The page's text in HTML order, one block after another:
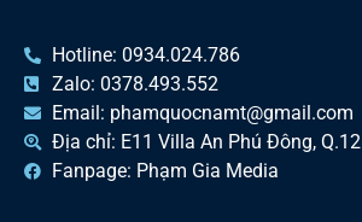
Hotline: 0934.024.786
Zalo: 0378.493.552
Email: phamquocnamt@gmail.com
Địa chỉ: E11 Villa An Phú Đông, Q.12
Fanpage: Phạm Gia Media